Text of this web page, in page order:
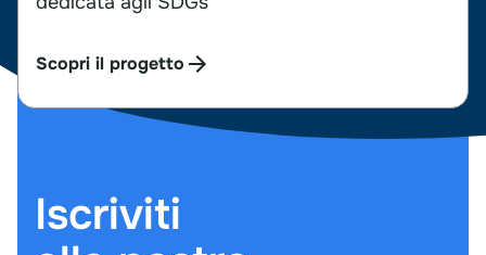
Scopri il progetto
Iscriviti